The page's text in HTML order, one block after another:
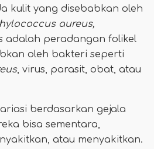
kulit yang disebabkan oleh
aureus,
adalah peradangan folikel
oleh bakteri seperti
, virus, parasit, obat, atau
berdasarkan gejala
bisa sementara,
atau menyakitkan.